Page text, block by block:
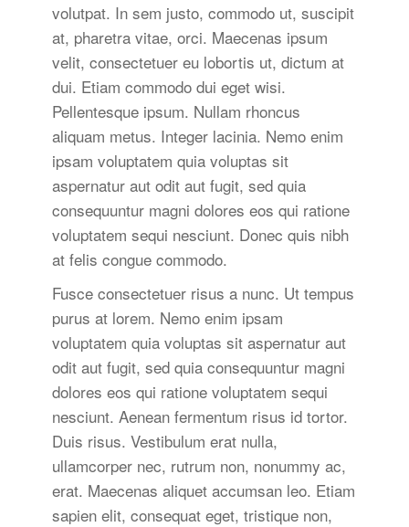
volutpat. In sem justo, commodo ut, suscipit
at, pharetra vitae, orci. Maecenas ipsum
velit, consectetuer eu lobortis ut, dictum at
dui. Etiam commodo dui eget wisi.
Pellentesque ipsum. Nullam rhoncus
aliquam metus. Integer lacinia. Nemo enim
ipsam voluptatem quia voluptas sit
aspernatur aut odit aut fugit, sed quia
consequuntur magni dolores eos qui ratione
voluptatem sequi nesciunt. Donec quis nibh
at felis congue commodo.
Fusce consectetuer risus a nunc. Ut tempus
purus at lorem. Nemo enim ipsam
voluptatem quia voluptas sit aspernatur aut
odit aut fugit, sed quia consequuntur magni
dolores eos qui ratione voluptatem sequi
nesciunt. Aenean fermentum risus id tortor.
Duis risus. Vestibulum erat nulla,
ullamcorper nec, rutrum non, nonummy ac,
erat. Maecenas aliquet accumsan leo. Etiam
sapien elit, consequat eget, tristique non,